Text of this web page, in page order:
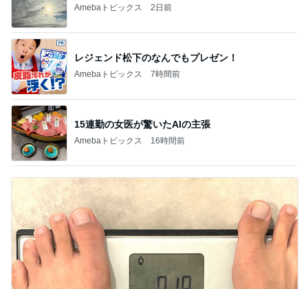
Amebaトピックス 2日前
レジェンド松下のなんでもプレゼン！
Amebaトピックス 7時間前
15連勤の女医が驚いたAIの主張
Amebaトピックス 16時間前